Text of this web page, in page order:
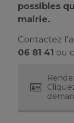
possibles
mairie.
Contactez
06 81 41 ou